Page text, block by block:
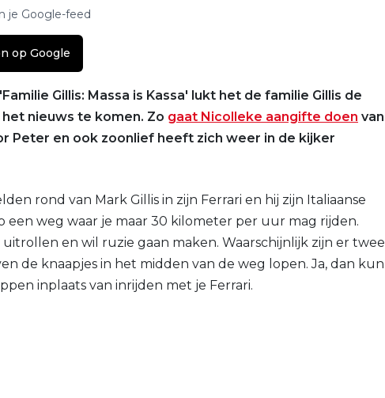
je Google-feed
op Google
Gillis: Massa is Kassa' lukt het de familie Gillis de
nieuws te komen. Zo gaat Nicolleke aangifte doen van
Peter en ook zoonlief heeft zich weer in de kijker
rond van Mark Gillis in zijn Ferrari en hij zijn Italiaanse
een weg waar je maar 30 kilometer per uur mag rijden.
en wil ruzie gaan maken. Waarschijnlijk zijn er twee
de knaapjes in het midden van de weg lopen. Ja, dan kun
inplaats van inrijden met je Ferrari.